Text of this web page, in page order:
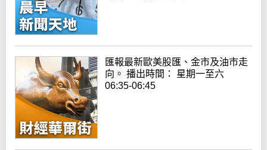
匯報最新歐美股匯、金市及油市走
向。 播出時間： 星期一至六
06:35-06:45